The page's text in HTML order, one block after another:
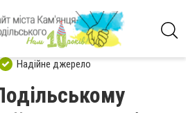
Надійне джерело